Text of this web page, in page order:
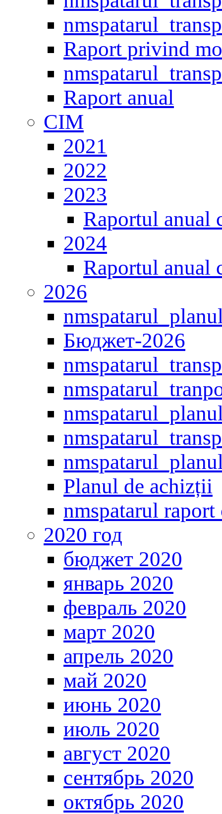
Raport privind
Raport anual
CIM
2021
2022
2023
Raportul anual
2024
Raportul anual
2026
Бюджет-2026
Planul de achizții
nmspatarul
2020 год
бюджет 2020
январь 2020
февраль 2020
март 2020
апрель 2020
май 2020
июнь 2020
июль 2020
август 2020
сентябрь 2020
октябрь 2020